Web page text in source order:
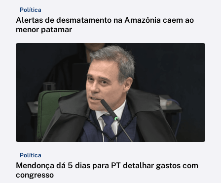
Política
Alertas de desmatamento na Amazônia caem ao
menor patamar
Política
Mendonça dá 5 dias para PT detalhar gastos com
congresso